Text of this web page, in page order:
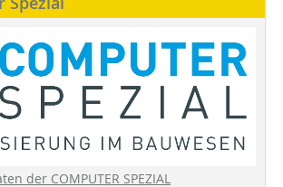
der COMPUTER SPEZIAL